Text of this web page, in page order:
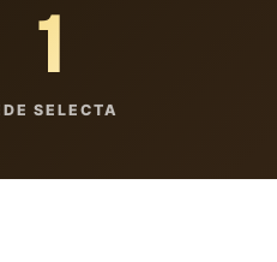
1
SELECTA